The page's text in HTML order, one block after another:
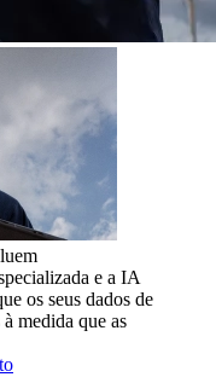
e a IA
os seus dados de
medida que as